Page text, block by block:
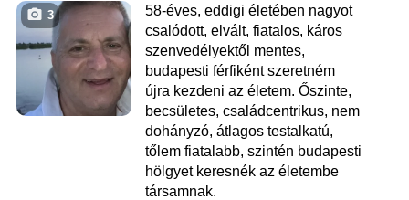
3
58-éves, eddigi életében nagyot
csalódott, elvált, fiatalos, káros
szenvedélyektől mentes,
budapesti férfiként szeretném
újra kezdeni az életem. Őszinte,
becsületes, családcentrikus, nem
dohányzó, átlagos testalkatú,
tőlem fiatalabb, szintén budapesti
hölgyet keresnék az életembe
társamnak.